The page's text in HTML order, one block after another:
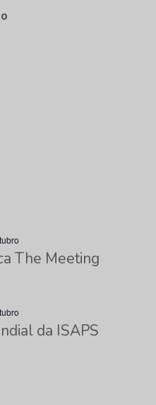
The Meeting
da ISAPS